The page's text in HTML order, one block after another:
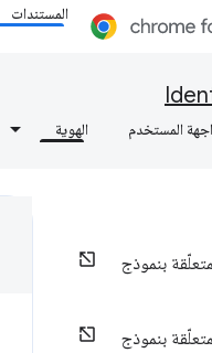
المستندات
الهوية
بنموذج
بنموذج